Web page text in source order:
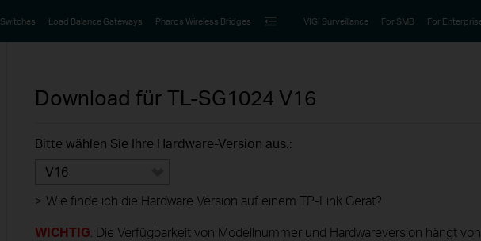
Switches Load Balance Gateways Pharos Wireless Bridges VIGI Surveillance For SMB For
Download für TL-SG1024 V16
Bitte wählen Sie Ihre Hardware-Version aus.:
V16
> Wie finde ich die Hardware Version auf einem TP-Link Gerät?
WICHTIG: Die Verfügbarkeit von Modellnummer und Hardwareversion hängt